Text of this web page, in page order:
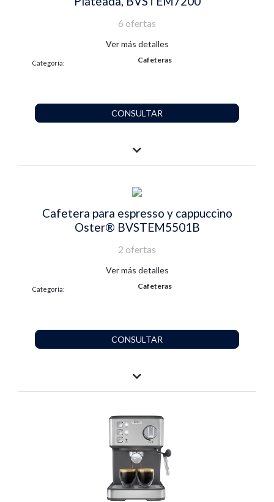
6 ofertas
Ver más detalles
Categoría: Cafeteras
CONSULTAR
Cafetera para espresso y cappuccino
Oster® BVSTEM5501B
2 ofertas
Ver más detalles
Categoría: Cafeteras
CONSULTAR